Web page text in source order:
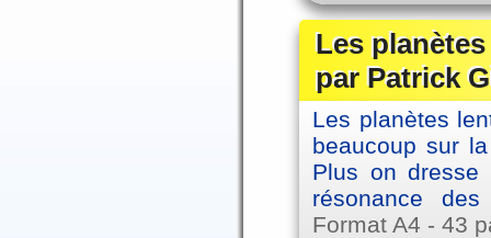
Les
par Patrick
Les planètes
beaucoup sur
Plus on dresse
résonance
Format A4 - 43